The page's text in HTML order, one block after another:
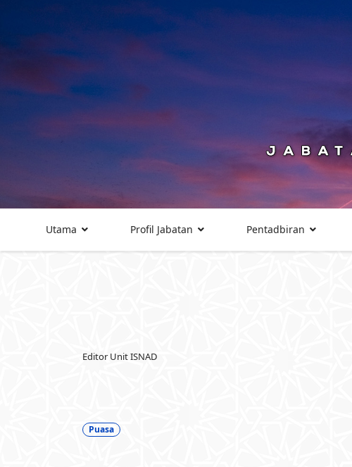
Utama Profil Jabatan Pentadbiran
Editor Unit ISNAD
Puasa